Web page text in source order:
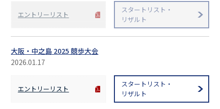
エントリーリスト
スタートリスト・
リザルト
大阪・中之島 2025 競歩大会
2026.01.17
エントリーリスト
スタートリスト・
リザルト